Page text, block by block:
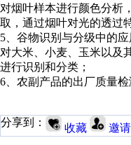
对烟叶样本进行颜色分析
取，通过烟叶对光的透过
5、谷物识别与分级中的应
对大米、小麦、玉米以及
进行识别和分类；
6、农副产品的出厂质量
分享到： 收藏 邀